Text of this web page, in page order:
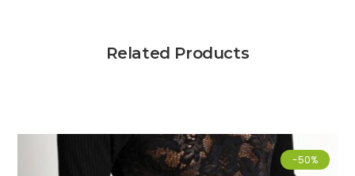
Related Products
-50%